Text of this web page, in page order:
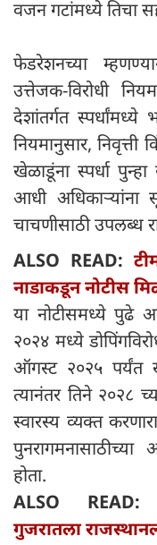
वजन गटांमध्ये तिचा
फेडरेशनच्या
उत्तेजक-विरोधी
देशांतर्गत
नियमानुसार, निवृत्ती
खेळाडूंना स्पर्धा
आधी अधिकाऱ्यांना
चाचणीसाठी
ALSO READ:
नाडाकडून नोटीस
या नोटीसमध्ये पुढे
२०२४ मध्ये
ऑगस्ट २०२५ पर्यंत
त्यानंतर तिने २०२८
स्वारस्य व्यक्त
पुनरागमनासाठीच्या
होता.
ALSO READ:
गुजरातला